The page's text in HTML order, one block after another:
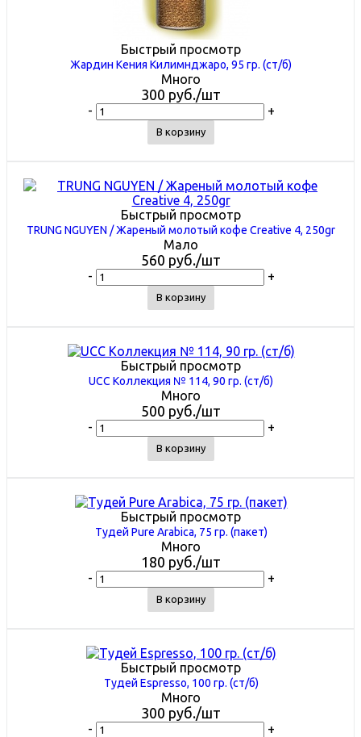
Быстрый просмотр
Жардин Кения Килимнджаро, 95 гр. (ст/б)
Много
300 руб./шт
- +
В корзину
Быстрый просмотр
TRUNG NGUYEN / Жареный молотый кофе Creative 4, 250gr
Мало
560 руб./шт
- +
В корзину
Быстрый просмотр
UCC Коллекция № 114, 90 гр. (ст/б)
Много
500 руб./шт
- +
В корзину
Быстрый просмотр
Тудей Pure Arabica, 75 гр. (пакет)
Много
180 руб./шт
- +
В корзину
Быстрый просмотр
Тудей Espresso, 100 гр. (ст/б)
Много
300 руб./шт
- +